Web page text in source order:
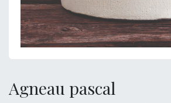
Agneau pascal